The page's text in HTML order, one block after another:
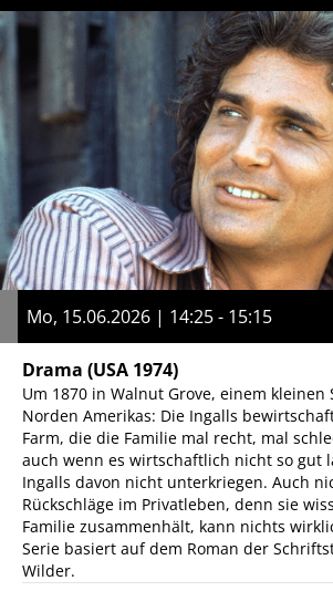
Mo, 15.06.2026 | 14:25 - 15:15
Drama (USA 1974)
Um 1870 in Walnut Grove, einem kleinen
Norden Amerikas: Die Ingalls
Farm, die die Familie mal recht, mal
auch wenn es wirtschaftlich nicht so gut
Ingalls davon nicht unterkriegen. Auch
Rückschläge im Privatleben, denn sie
Familie zusammenhält, kann nichts
Serie basiert auf dem Roman der
Wilder.